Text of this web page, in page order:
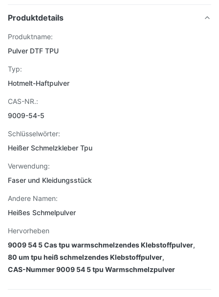
Produktdetails
Produktname:
Pulver DTF TPU
Typ:
Hotmelt-Haftpulver
CAS-NR.:
9009-54-5
Schlüsselwörter:
Heißer Schmelzkleber Tpu
Verwendung:
Faser und Kleidungsstück
Andere Namen:
Heißes Schmelpulver
Hervorheben
9009 54 5 Cas tpu warmschmelzendes Klebstoffpulver,
80 um tpu heiß schmelzendes Klebstoffpulver,
CAS-Nummer 9009 54 5 tpu Warmschmelzpulver